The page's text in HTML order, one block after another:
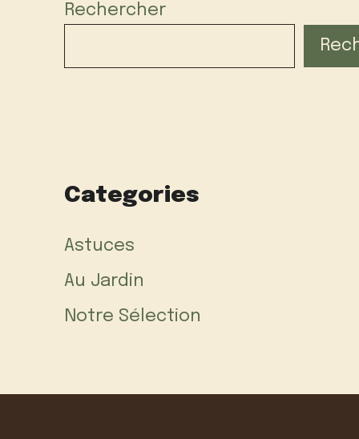
Rechercher
Categories
Astuces
Au Jardin
Notre Sélection